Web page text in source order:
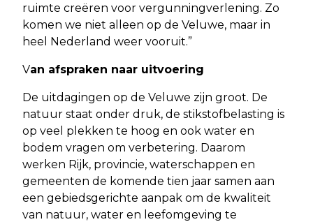
ruimte creëren voor vergunningverlening. Zo
komen we niet alleen op de Veluwe, maar in
heel Nederland weer vooruit.”
Van afspraken naar uitvoering
De uitdagingen op de Veluwe zijn groot. De
natuur staat onder druk, de stikstofbelasting is
op veel plekken te hoog en ook water en
bodem vragen om verbetering. Daarom
werken Rijk, provincie, waterschappen en
gemeenten de komende tien jaar samen aan
een gebiedsgerichte aanpak om de kwaliteit
van natuur, water en leefomgeving te